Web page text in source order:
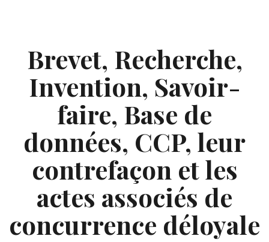
Brevet, Recherche,
Invention, Savoir-
faire, Base de
données, CCP, leur
contrefaçon et les
actes associés de
concurrence déloyale